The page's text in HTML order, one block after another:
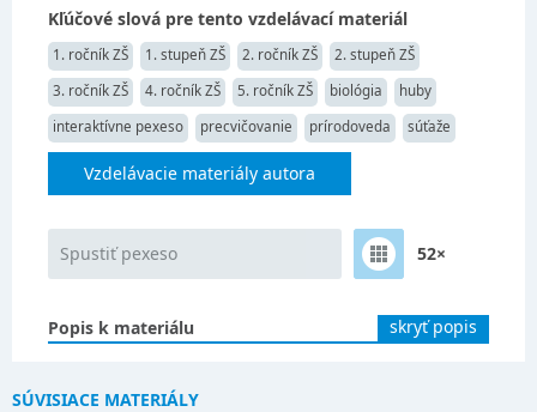
Kľúčové slová pre tento vzdelávací materiál
1. ročník ZŠ 1. stupeň ZŠ 2. ročník ZŠ
2. stupeň ZŠ
3. ročník ZŠ
4. ročník ZŠ 5. ročník ZŠ biológia
huby
interaktívne pexeso
precvičovanie prírodoveda súťaže
Vzdelávacie materiály autora
Spustiť pexeso 52×
Popis k materiálu skryť popis
SÚVISIACE MATERIÁLY